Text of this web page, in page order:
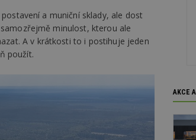
a muniční sklady, ale dost
minulost, kterou ale
A v krátkosti to i postihuje jeden
použít.
AKCE